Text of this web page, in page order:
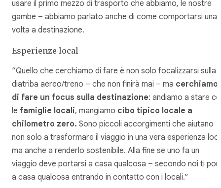
usare il primo mezzo di trasporto che abbiamo, le nostre
gambe – abbiamo parlato anche di come comportarsi una
volta a destinazione.
Esperienze local
“Quello che cerchiamo di fare è non solo focalizzarsi sulla
diatriba aereo/treno – che non finirà mai – ma cerchiamo
di fare un focus sulla destinazione: andiamo a stare
le famiglie locali, mangiamo cibo tipico locale a
chilometro zero. Sono piccoli accorgimenti che aiutano
non solo a trasformare il viaggio in una vera esperienza
ma anche a renderlo sostenibile. Alla fine se uno fa un
viaggio deve portarsi a casa qualcosa – secondo noi ti
a casa qualcosa entrando in contatto con i locali.”